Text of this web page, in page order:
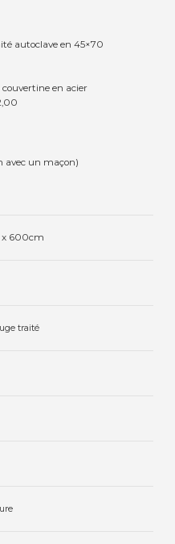
autoclave en 45×70
en acier
avec un maçon)
600cm
traité